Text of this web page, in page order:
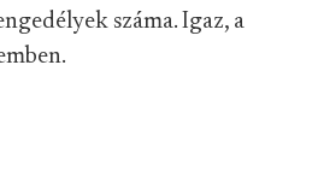
száma. Igaz, a